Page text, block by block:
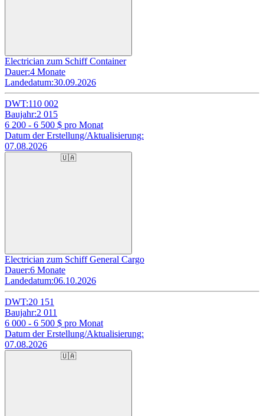
Electrician zum Schiff Container
Dauer:4 Monate
Landedatum:30.09.2026
DWT:110 002
Baujahr:2 015
6 200 - 6 500 $ pro Monat
Datum der Erstellung/Aktualisierung:
07.08.2026
🇺🇦
Electrician zum Schiff General Cargo
Dauer:6 Monate
Landedatum:06.10.2026
DWT:20 151
Baujahr:2 011
6 000 - 6 500 $ pro Monat
Datum der Erstellung/Aktualisierung:
07.08.2026
🇺🇦